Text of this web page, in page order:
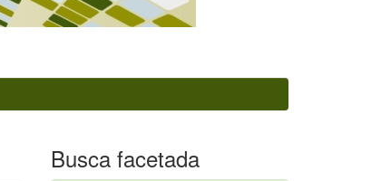
Busca facetada